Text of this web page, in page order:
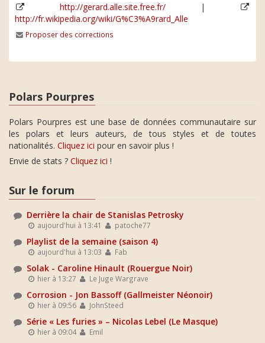
http://gerard.alle.site.free.fr/ |
http://fr.wikipedia.org/wiki/G%C3%A9rard_Alle
Proposer des corrections
Polars Pourpres
Polars Pourpres est une base de données communautaire sur
les polars et leurs auteurs, de tous styles et de toutes
nationalités. Cliquez ici pour en savoir plus !
Envie de stats ? Cliquez ici !
Sur le forum
Derrière la chair de Stanislas Petrosky
aujourd'hui à 13:41 patoche77
Playlist de la semaine (saison 4)
aujourd'hui à 13:03 Fab
Solak - Caroline Hinault (Rouergue Noir)
hier à 13:27 Le Juge Wargrave
Corrosion - Jon Bassoff (Gallmeister Néonoir)
hier à 09:56 JohnSteed
Série « Les furies » – Nicolas Lebel (Le Masque)
hier à 09:04 Emil